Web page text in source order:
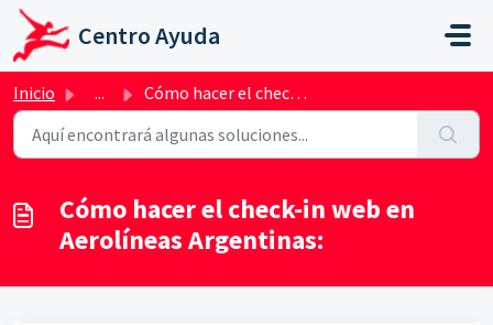
Ir al contenido principal
Centro Ayuda
Inicio ... Cómo hacer el check-in web en Aerolíneas Argentinas:
Cómo hacer el check-in web en
Aerolíneas Argentinas: